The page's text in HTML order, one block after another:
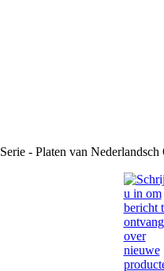
Serie - Platen van